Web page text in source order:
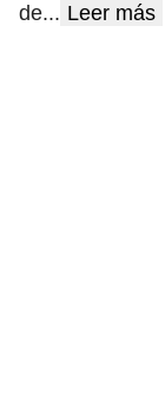
de... Leer más